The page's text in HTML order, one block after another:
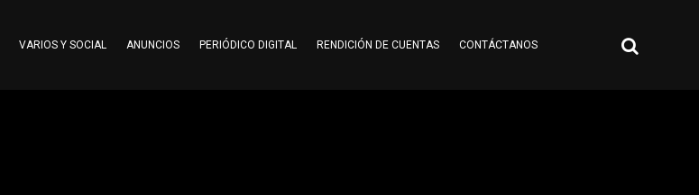
VARIOS Y SOCIAL ANUNCIOS PERIÓDICO DIGITAL RENDICIÓN DE CUENTAS CONTÁCTANOS